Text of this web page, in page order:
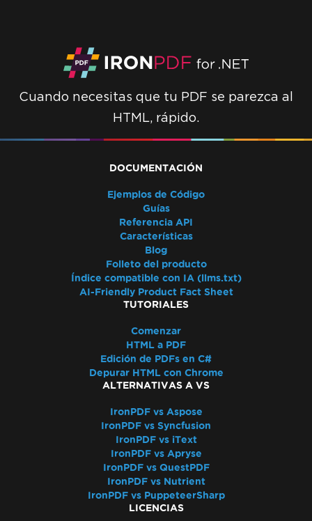
MemoryStream
Renderizar vista a cadena
(.NET 7 y no Windows)
Encabezados de tabla
v2025.5.6
.NET Framework falla con Prefer32Bit
PDF/UA muestra un fondo gris
Los emojis no se renderizan
Reglas CSS @page vs RenderingOptions
Inicializando correctamente
RenderingOptions
Discrepancias de fuentes: Windows vs Linux
Incorporación de fuentes personalizadas en
Extracción de texto desordenada
Validación de licencia de ASP.NET Web
Conexión de Docker de IronPdfEngine falla
en macOS ARM
Nombres de Autor en Metadatos del PDF
Agregar Fuentes Usando CSS
Cumplimiento con PDF/UA
Errores de guardado de ruta virtual
Cuando necesitas que tu PDF se parezca al
HTML, rápido.
DOCUMENTACIÓN
Ejemplos de Código
Guías
Referencia API
Características
Blog
Folleto del producto
Índice compatible con IA (llms.txt)
AI-Friendly Product Fact Sheet
TUTORIALES
Comenzar
HTML a PDF
Edición de PDFs en C#
Depurar HTML con Chrome
ALTERNATIVAS A VS
IronPDF vs Aspose
IronPDF vs Syncfusion
IronPDF vs iText
IronPDF vs Apryse
IronPDF vs QuestPDF
IronPDF vs Nutrient
IronPDF vs PuppeteerSharp
LICENCIAS